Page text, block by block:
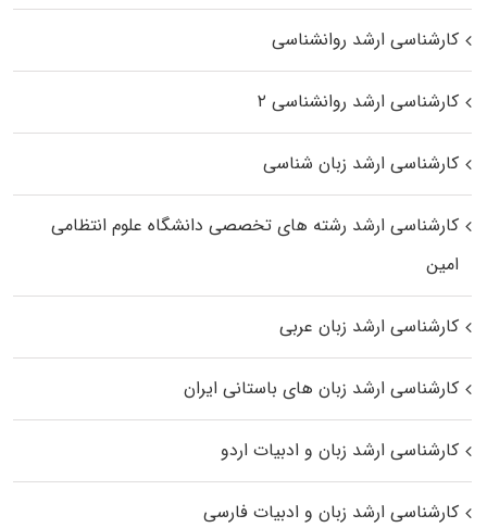
کارشناسی ارشد روانشناسی
کارشناسی ارشد روانشناسی ۲
کارشناسی ارشد زبان شناسی
کارشناسی ارشد رﺷﺘﻪ ﻫﺎی تخصصی داﻧﺸﮕﺎه ﻋﻠﻮم انتظامی
اﻣﻴﻦ
کارشناسی ارشد زبان عربی
کارشناسی ارشد زبان‌ های باستانی ایران
کارشناسی ارشد زبان و ادبیات اردو
کارشناسی ارشد زبان و ادبیات فارسی